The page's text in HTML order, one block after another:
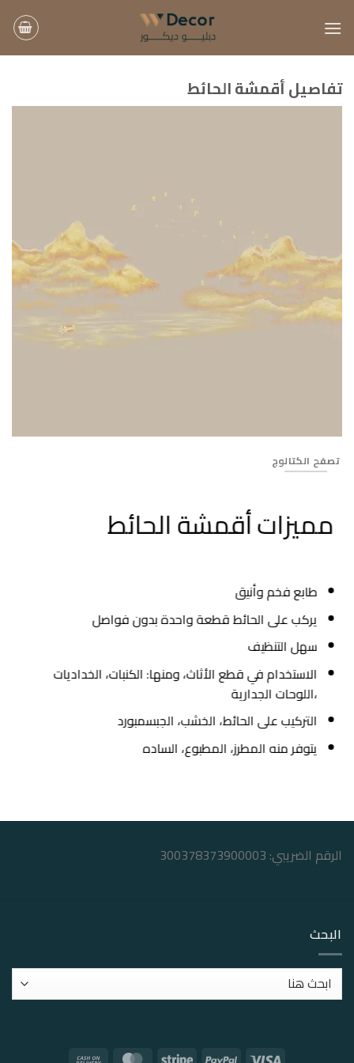
للمحتوى
تفاصيل أقمشة الحائط
تصفح الكتالوج
مميزات أقمشة الحائط
طابع فخم وأنيق
يركب على الحائط قطعة واحدة بدون فواصل
سهل التنظيف
الاستخدام في قطع الأثاث، ومنها: الكنبات، الخداديات
،اللوحات الجدارية
التركيب على الحائط، الخشب، الجبسمبورد
يتوفر منه المطرز، المطبوع، الساده
الرقم الضريبي: 300378373900003
البحث